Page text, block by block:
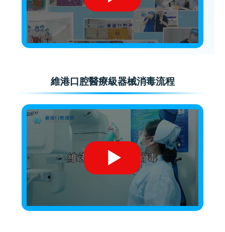
維港口腔醫療級器械消毒流程